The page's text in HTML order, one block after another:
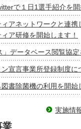
で１日1選手紹介を
アネットワークと連
ア研修を開始します！
」データベース閲覧協
宣言事業所登録制度に
書除菌機の利用を開始
実施情
業